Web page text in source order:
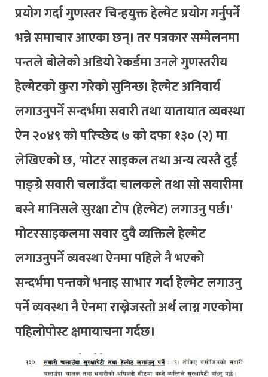
प्रयोग गर्दा गुणस्तर चिन्हयुक्त हेल्मेट प्रयोग गर्नुपर्ने
भन्ने समाचार आएका छन्। तर पत्रकार सम्मेलनमा
पन्तले बोलेको अडियो रेकर्डमा उनले गुणस्तरीय
हेल्मेटको कुरा गरेको सुनिन्छ। हेल्मेट अनिवार्य
लगाउनुपर्ने सन्दर्भमा सवारी तथा यातायात व्यवस्था
ऐन २०४९ को परिच्छेद ७ को दफा १३० (२) मा
लेखिएको छ, 'मोटर साइकल तथा अन्य त्यस्तै दुई
पाङ्ग्रे सवारी चलाउँदा चालकले तथा सो सवारीमा
बस्ने मानिसले सुरक्षा टोप (हेल्मेट) लगाउनु पर्छ।'
मोटरसाइकलमा सवार दुवै व्यक्तिले हेल्मेट
लगाउनुपर्ने व्यवस्था ऐनमा पहिले नै भएको
सन्दर्भमा पन्तको भनाइ साभार गर्दा हेल्मेट लगाउनु
पर्ने व्यवस्था नै ऐनमा राख्नेजस्तो अर्थ लाग्न गएकोमा
पहिलोपोस्ट क्षमायाचना गर्दछ।